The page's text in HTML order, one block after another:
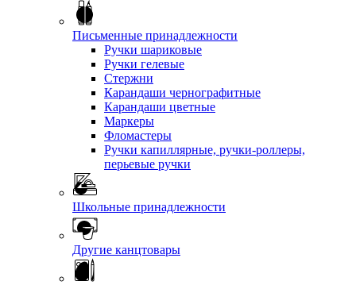
Письменные принадлежности
Ручки шариковые
Ручки гелевые
Стержни
Карандаши чернографитные
Карандаши цветные
Маркеры
Фломастеры
Ручки капиллярные, ручки-роллеры,
перьевые ручки
Школьные принадлежности
Другие канцтовары